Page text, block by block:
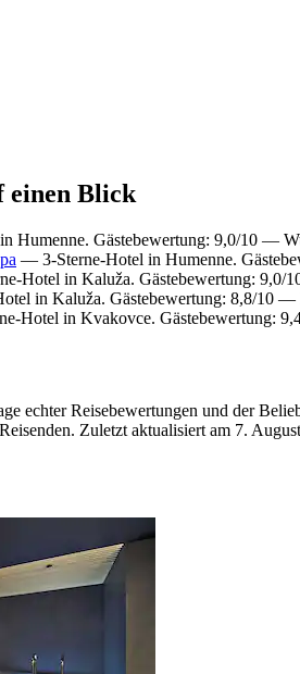
einen Blick
Humenne. Gästebewertung: 9,0/10 —
— 3-Sterne-Hotel in Humenne.
Hotel in Kaluža. Gästebewertung: 9,0/
in Kaluža. Gästebewertung: 8,8/10 —
Hotel in Kvakovce. Gästebewertung:
echter Reisebewertungen und der
Zuletzt aktualisiert am 7.